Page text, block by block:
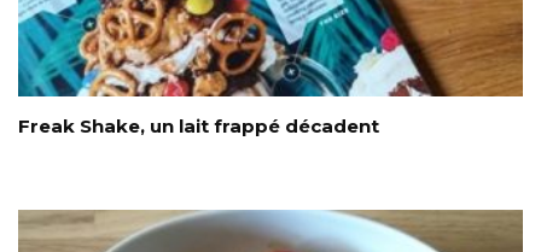
Freak Shake, un lait frappé décadent